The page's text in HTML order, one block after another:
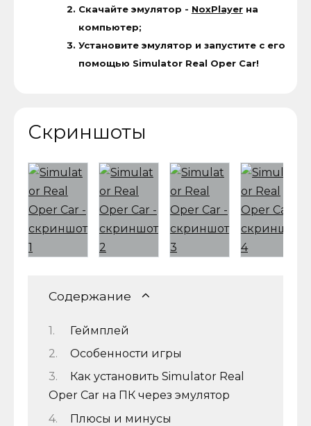
Скачайте эмулятор - NoxPlayerна
компьютер;
Установите эмулятор и запустите с его
помощью Simulator Real Oper Car!
Скриншоты
Содержание
Геймплей
Особенности игры
Как установить Simulator Real
Oper Car на ПК через эмулятор
Плюсы и минусы